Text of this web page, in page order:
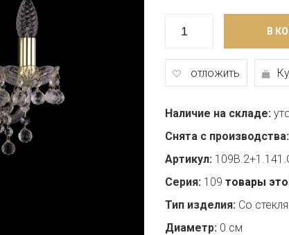
В
отложить
Наличие на складе:
Снята с производства:
Артикул:
Серия: 109 товары
Тип изделия: Со
Диаметр: 0 см